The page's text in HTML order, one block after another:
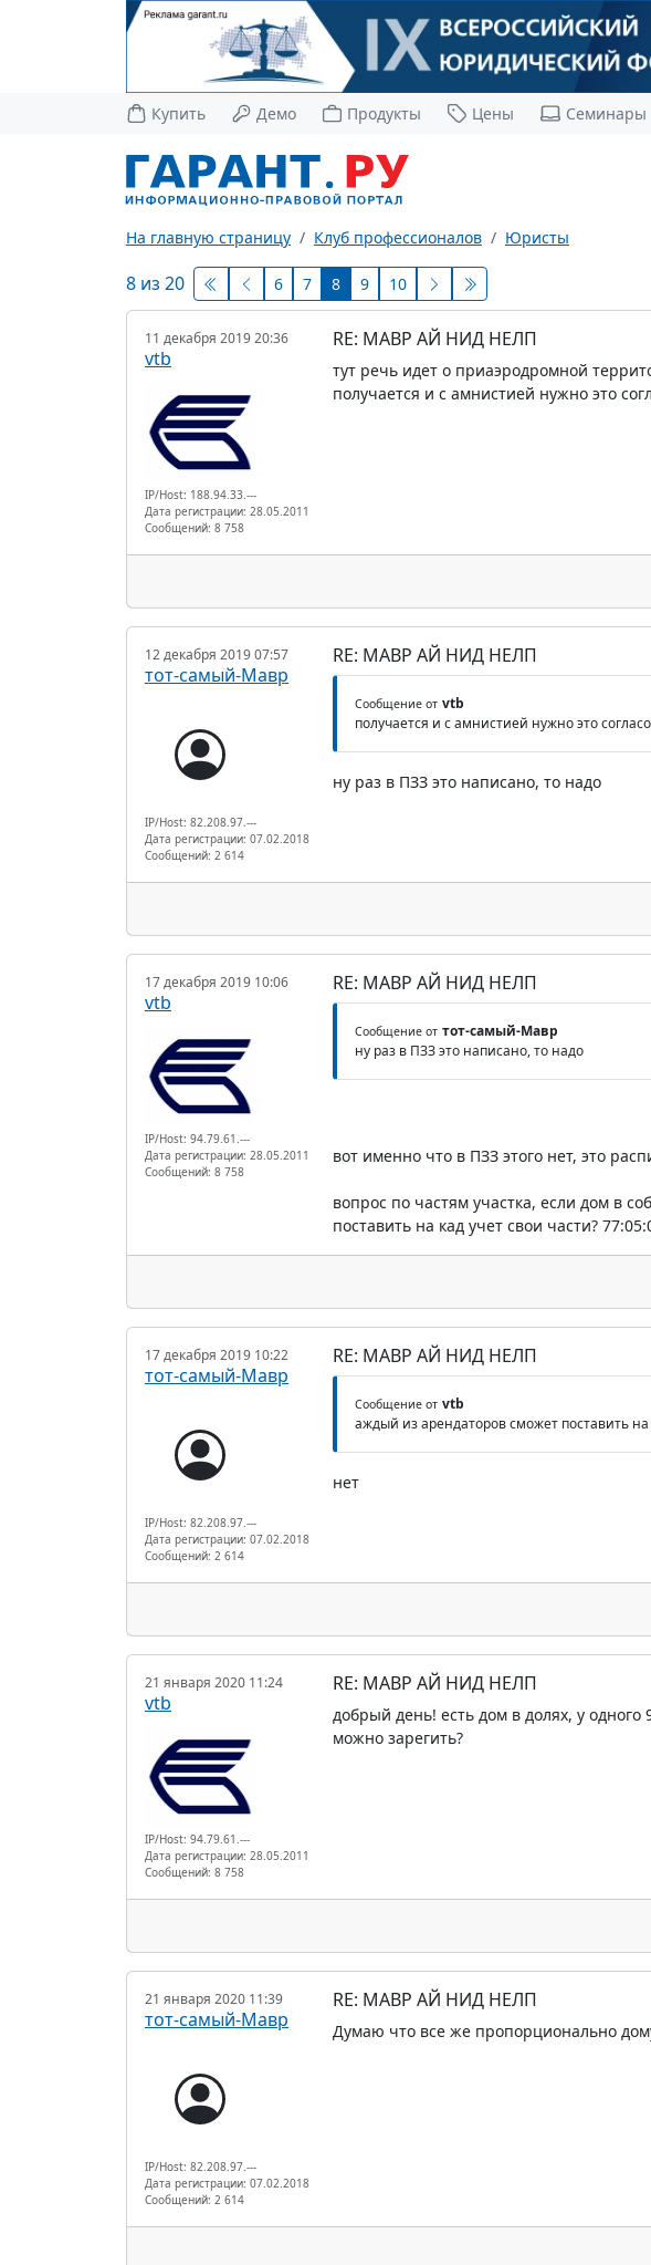
Купить Демо Продукты Цены Семинары
На главную страницу Клуб профессионалов Юристы
8 из 20 6 7 8 9 10
11 декабря 2019 20:36
vtb
IP/Host: 188.94.33.---
Дата регистрации: 28.05.2011
Сообщений: 8 758
RE: МАВР АЙ НИД НЕЛП
тут речь идет о приаэродромной
получается и с амнистией нужно это
12 декабря 2019 07:57
тот-самый-Мавр
IP/Host: 82.208.97.---
Дата регистрации: 07.02.2018
Сообщений: 2 614
RE: МАВР АЙ НИД НЕЛП
Сообщение от vtb
получается и с амнистией нужно это
ну раз в ПЗЗ это написано, то надо
17 декабря 2019 10:06
vtb
IP/Host: 94.79.61.---
Дата регистрации: 28.05.2011
Сообщений: 8 758
RE: МАВР АЙ НИД НЕЛП
Сообщение от тот-самый-Мавр
ну раз в ПЗЗ это написано, то надо
вот именно что в ПЗЗ этого нет, это
вопрос по частям участка, если дом в
поставить на кад учет свои части?
17 декабря 2019 10:22
тот-самый-Мавр
IP/Host: 82.208.97.---
Дата регистрации: 07.02.2018
Сообщений: 2 614
RE: МАВР АЙ НИД НЕЛП
Сообщение от vtb
аждый из арендаторов сможет поставить на
нет
21 января 2020 11:24
vtb
IP/Host: 94.79.61.---
Дата регистрации: 28.05.2011
Сообщений: 8 758
RE: МАВР АЙ НИД НЕЛП
добрый день! есть дом в долях, у
можно зарегить?
21 января 2020 11:39
тот-самый-Мавр
IP/Host: 82.208.97.---
Дата регистрации: 07.02.2018
Сообщений: 2 614
RE: МАВР АЙ НИД НЕЛП
Думаю что все же пропорционально